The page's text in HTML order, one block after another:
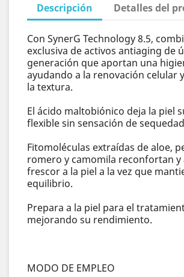
Descripción Detalles del
Con SynerG Technology 8.5,
exclusiva de activos antiaging de
generación que aportan una
ayudando a la renovación celular
la textura.
El ácido maltobiónico deja la piel
flexible sin sensación de
Fitomoléculas extraídas de aloe,
romero y camomila reconfortan y
frescor a la piel a la vez que
equilibrio.
Prepara a la piel para el
mejorando su rendimiento.
MODO DE EMPLEO